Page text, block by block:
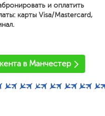
и оплатить
карты Visa/Mastercard,
в Манчестер